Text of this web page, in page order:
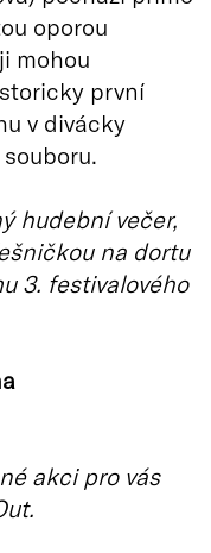
oporou
mohou
první
v divácky
hudební večer,
na dortu
3. festivalového
akci pro vás